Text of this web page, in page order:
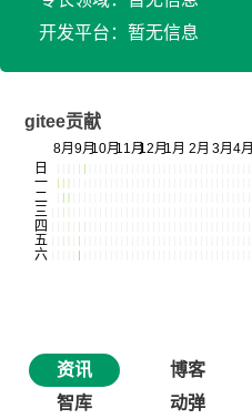
开发平台：暂无信息
gitee贡献
资讯 博客
智库
动弹